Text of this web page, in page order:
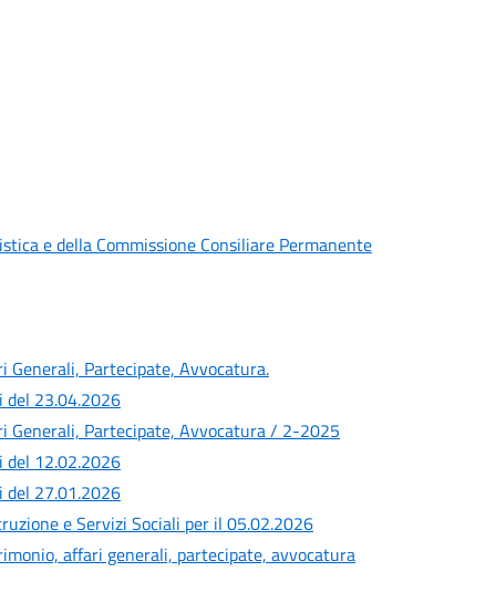
e della Commissione Consiliare Permanente
Generali, Partecipate, Avvocatura.
del 23.04.2026
Generali, Partecipate, Avvocatura / 2-2025
del 12.02.2026
del 27.01.2026
e Servizi Sociali per il 05.02.2026
affari generali, partecipate, avvocatura